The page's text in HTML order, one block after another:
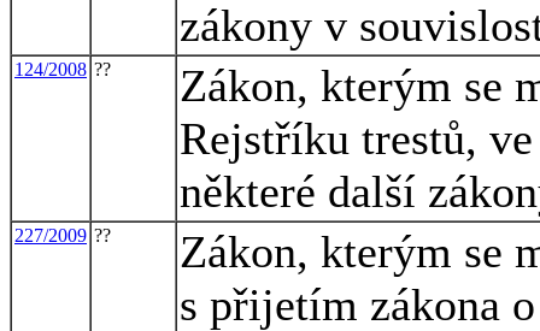
zákony v
124/2008 ??
Zákon, kterým se
Rejstříku trestů,
některé další
227/2009 ??
Zákon, kterým se
s přijetím zákona